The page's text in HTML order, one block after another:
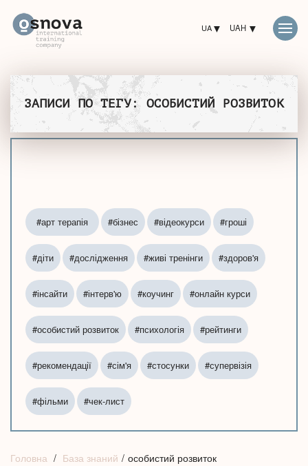
UA UAH
ЗАПИСИ ПО ТЕГУ: ОСОБИСТИЙ РОЗВИТОК
#арт терапія #бізнес #відеокурси #гроші
#діти #дослідження #живі тренінги #здоров'я
#інсайти #інтерв'ю #коучинг #онлайн курси
#особистий розвиток #психологія #рейтинги
#рекомендації #сім'я #стосунки #супервізія
#фільми #чек-лист
Головна База знаний особистий розвиток